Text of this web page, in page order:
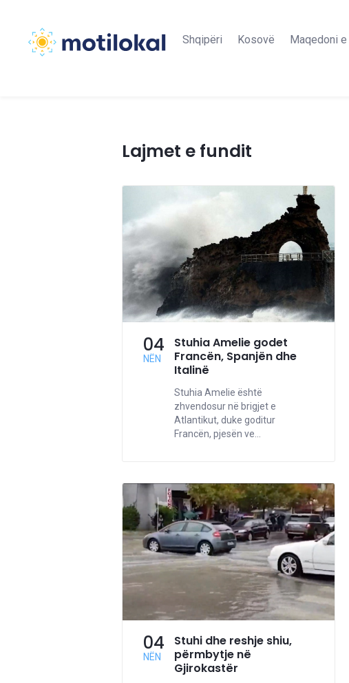
Shqipëri Kosovë Maqedoni
Lajmet e fundit
04
NËN
Stuhia Amelie godet
Francën, Spanjën dhe
Italinë
Stuhia Amelie është
zhvendosur në brigjet e
Atlantikut, duke goditur
Francën, pjesën ve...
04
NËN
Stuhi dhe reshje shiu,
përmbytje në
Gjirokastër